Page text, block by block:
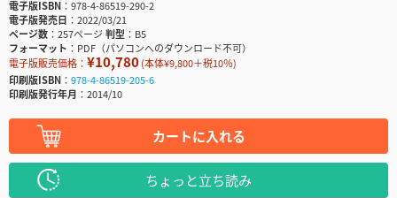
電子版ISBN
978-4-86519-290-2
電子版発売日
2022/03/21
ページ数
257ページ判型
B5
フォーマット
PDF（パソコンへのダウンロード不可）
電子版販売価格： ¥10,780(本体¥9,800＋税10％)
印刷版ISBN
978-4-86519-205-6
印刷版発行年月
2014/10
カートに入れる
ちょっと立ち読み